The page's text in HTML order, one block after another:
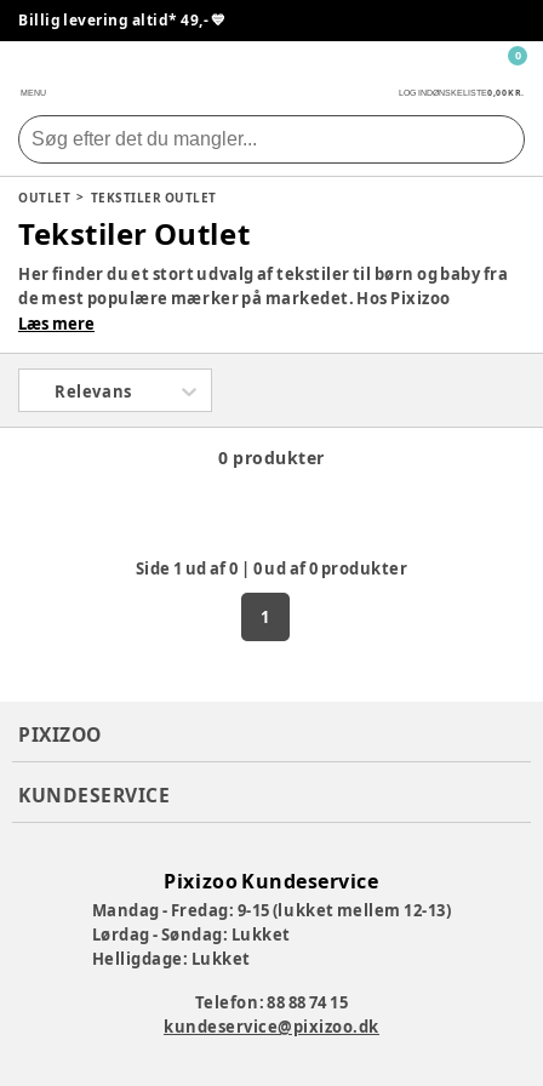
Billig levering altid* 49,- 💙
MENU LOG INDØNSKELISTE0,00 KR.
0
OUTLET TEKSTILER OUTLET
Tekstiler Outlet
Her finder du et stort udvalg af tekstiler til børn og baby fra
de mest populære mærker på markedet. Hos Pixizoo
forhandler vi bl.a.
skarpe priser og selvfølgelig med prisgaranti. Se vores udvalg
af tekstiler fra bl.a. Filibabba, Cam Cam Copenhagen, Sebra,
Leander, By KlipKlap og Tiny Republic.
Læs mere
Relevans
0 produkter
Side 1 ud af0 | 0ud af0 produkter
1
PIXIZOO
KUNDESERVICE
Pixizoo Kundeservice
Mandag - Fredag: 9-15 (lukket mellem 12-13)
Lørdag - Søndag: Lukket
Helligdage: Lukket
Telefon: 88 88 74 15
kundeservice@pixizoo.dk